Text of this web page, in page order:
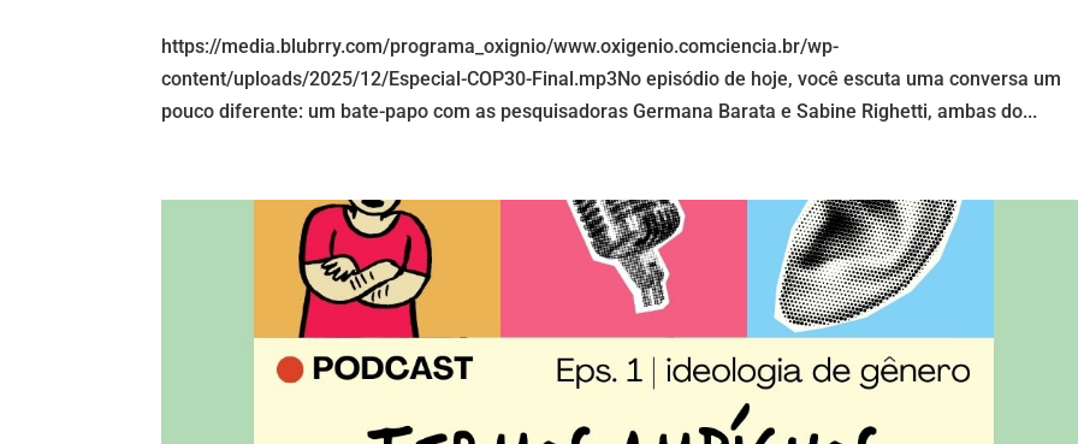
https://media.blubrry.com/programa_oxignio/www.oxigenio.comciencia.br/wp-
content/uploads/2025/12/Especial-COP30-Final.mp3No episódio de hoje, você escuta uma conversa um
pouco diferente: um bate-papo com as pesquisadoras Germana Barata e Sabine Righetti, ambas do...